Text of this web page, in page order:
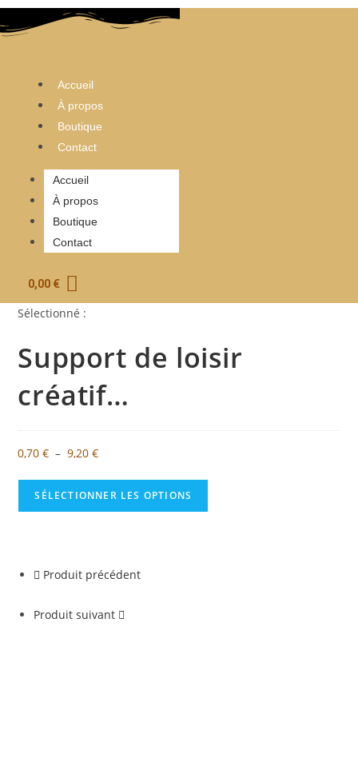
to
Accueil
À propos
Boutique
Contact
Accueil
À propos
Boutique
Contact
0,00 €
Sélectionné :
Support de loisir
créatif…
0,70€ – 9,20€Plage
prix :
0,70 €
SÉLECTIONNER LES OPTIONS
Produit précédent
Produit suivant